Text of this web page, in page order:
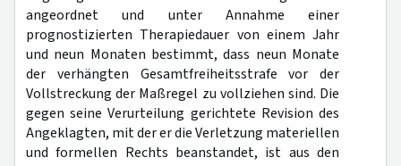
angeordnet und unter Annahme einer
prognostizierten Therapiedauer von einem Jahr
und neun Monaten bestimmt, dass neun Monate
der verhängten Gesamtfreiheitsstrafe vor der
Vollstreckung der Maßregel zu vollziehen sind. Die
gegen seine Verurteilung gerichtete Revision des
Angeklagten, mit der er die Verletzung materiellen
und formellen Rechts beanstandet, ist aus den